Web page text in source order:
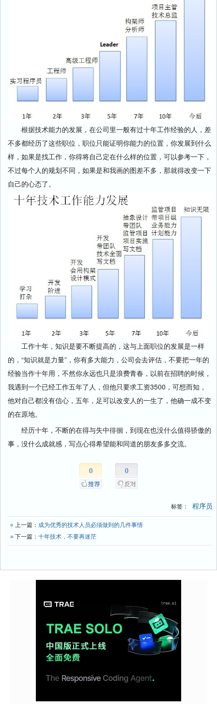
根据技术能力的发展，在公司里一般有过十年工作经验的人，差
不多都经历了这些职位，职位只能证明你能力的位置，你发展到什么
样，如果是找工作，你得将自己定在什么样的位置，可以参考一下，
不过每个人的规划不同，如果是和我画的图差不多，那就得改变一下
自己的心态了。
工作十年，知识是要不断提高的，这与上面职位的发展是一样
的，“知识就是力量”，你有多大能力，公司会去评估，不要把一年的
经验当作十年用，不然你永远也只是浪费青春，以前在招聘的时候，
我遇到一个已经工作五年了人，但他只要求工资3500，可想而知，
他对自己都没有信心，五年，足可以改变人的一生了，他确一成不变
的在原地。
经历十年，不断的在得与失中徘徊，到现在也没什么值得骄傲的
事，没什么成就感，写点心得希望能和同道的朋友多多交流。
0 0
标签： 程序员
« 上一篇： 成为优秀的技术人员必须做到的几件事情
» 下一篇： 十年技术，不要再迷茫